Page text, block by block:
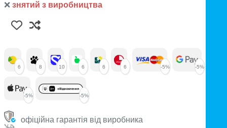
❌ знятий з виробництва
6 8 10 6 6 6 -5% -5%
-5% -5%
офіційна гарантія від виробника